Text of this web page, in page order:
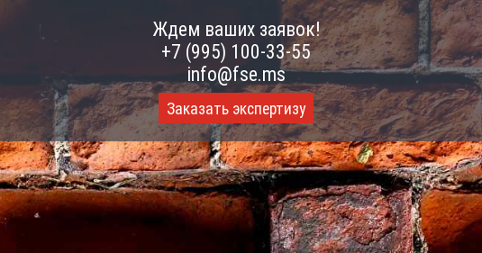
Ждем ваших заявок!
+7 (995) 100-33-55
info@fse.ms
Заказать экспертизу